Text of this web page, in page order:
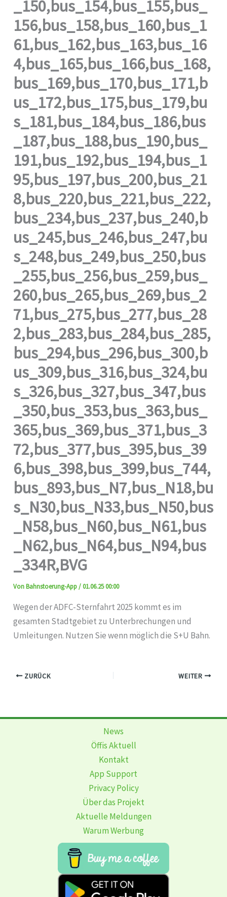
_150,bus_154,bus_155,bus_
156,bus_158,bus_160,bus_1
61,bus_162,bus_163,bus_16
4,bus_165,bus_166,bus_168,
bus_169,bus_170,bus_171,b
us_172,bus_175,bus_179,bu
s_181,bus_184,bus_186,bus
_187,bus_188,bus_190,bus_
191,bus_192,bus_194,bus_1
95,bus_197,bus_200,bus_21
8,bus_220,bus_221,bus_222,
bus_234,bus_237,bus_240,b
us_245,bus_246,bus_247,bu
s_248,bus_249,bus_250,bus
_255,bus_256,bus_259,bus_
260,bus_265,bus_269,bus_2
71,bus_275,bus_277,bus_28
2,bus_283,bus_284,bus_285,
bus_294,bus_296,bus_300,b
us_309,bus_316,bus_324,bu
s_326,bus_327,bus_347,bus
_350,bus_353,bus_363,bus_
365,bus_369,bus_371,bus_3
72,bus_377,bus_395,bus_39
6,bus_398,bus_399,bus_744,
bus_893,bus_N7,bus_N18,bu
s_N30,bus_N33,bus_N50,bus
_N58,bus_N60,bus_N61,bus
_N62,bus_N64,bus_N94,bus
_334R,BVG
VonBahnstoerung-App/ 01.06.25 00:00
Wegen der ADFC-Sternfahrt 2025 kommt es im
gesamten Stadtgebiet zu Unterbrechungen und
Umleitungen. Nutzen Sie wenn möglich die S+U Bahn.
ZURÜCK WEITER
News
Öffis Aktuell
Kontakt
App Support
Privacy Policy
Über das Projekt
Aktuelle Meldungen
Warum Werbung